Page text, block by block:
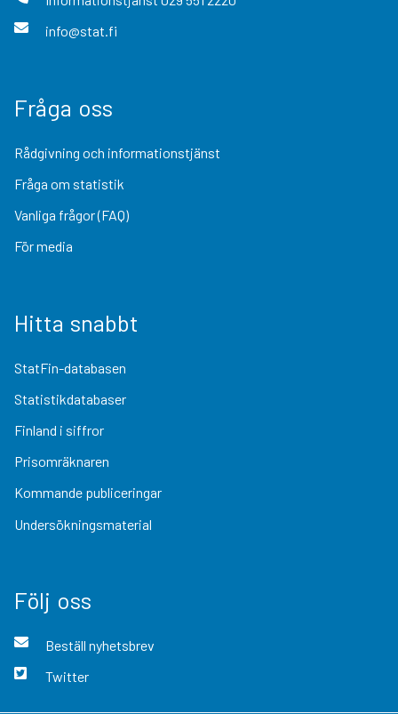
info@stat.fi
Fråga oss
Rådgivning och informationstjänst
Fråga om statistik
Vanliga frågor (FAQ)
För media
Hitta snabbt
StatFin-databasen
Statistikdatabaser
Finland i siffror
Prisomräknaren
Kommande publiceringar
Undersökningsmaterial
Följ oss
Beställ nyhetsbrev
Twitter